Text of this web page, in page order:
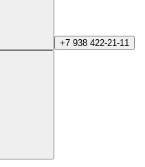
+7 938 422-21-11